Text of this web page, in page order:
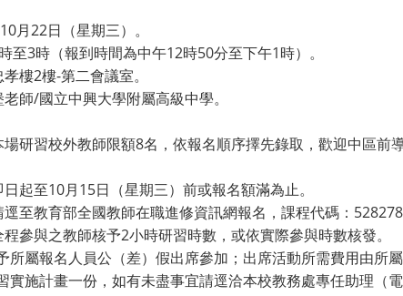
月22日（星期三）。
至3時（報到時間為中午12時50分至下午1時）。
樓2樓-第二會議室。
師/國立中興大學附屬高級中學。
研習校外教師限額8名，依報名順序擇先錄取，歡迎中區前
起至10月15日（星期三）前或報名額滿為止。
至教育部全國教師在職進修資訊網報名，課程代碼：
參與之教師核予2小時研習時數，或依實際參與時數核發。
所屬報名人員公（差）假出席參加；出席活動所需費用由所屬
實施計畫一份，如有未盡事宜請逕洽本校教務處專任助理（